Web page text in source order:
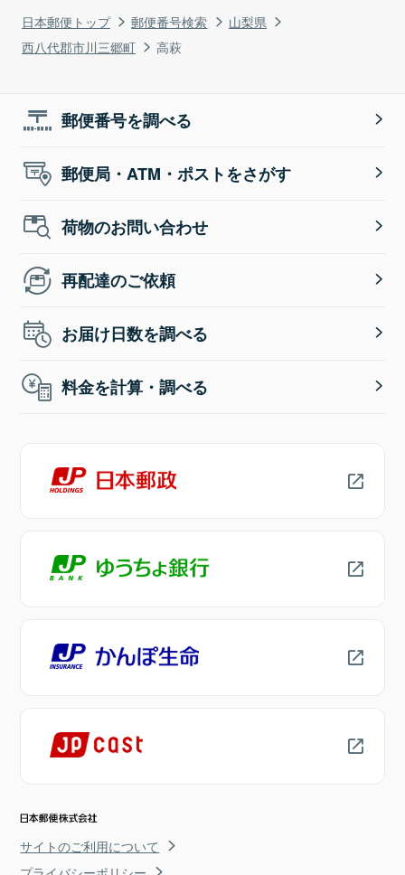
日本郵便トップ 郵便番号検索
山梨県
西八代郡市川三郷町
高萩
郵便番号を調べる
郵便局・ATM・ポストをさがす
荷物のお問い合わせ
再配達のご依頼
お届け日数を調べる
料金を計算・調べる
サイトのご利用について